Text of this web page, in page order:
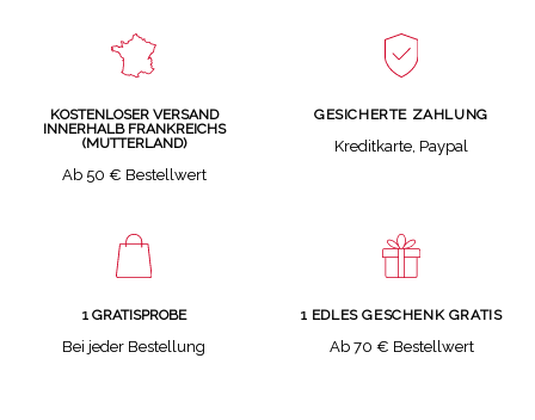
KOSTENLOSER VERSAND
INNERHALB FRANKREICHS
(MUTTERLAND)
Ab 50 € Bestellwert
GESICHERTE ZAHLUNG
Kreditkarte, Paypal
1 GRATISPROBE
Bei jeder Bestellung
1 EDLES GESCHENK GRATIS
Ab 70 € Bestellwert